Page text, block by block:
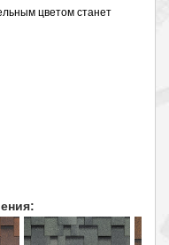
цветом станет